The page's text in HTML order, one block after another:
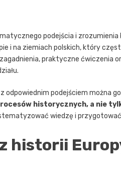
podejścia i zrozumienia
i na ziemiach polskich, który
praktyczne ćwiczenia
odpowiednim podejściem można
historycznych, a nie
wiedzę i
historii